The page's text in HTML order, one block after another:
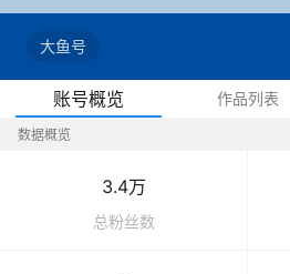
大鱼号
账号概览 作品列表
数据概览
3.4万
总粉丝数